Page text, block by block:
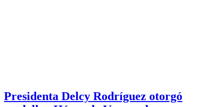
Presidenta Delcy Rodríguez otorgó